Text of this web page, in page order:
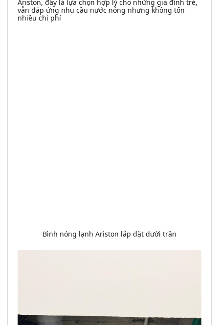
Ariston, đây là lựa chọn hợp lý cho những gia đình trẻ,
vẫn đáp ứng nhu cầu nước nóng nhưng không tốn
nhiều chi phí
Bình nóng lạnh Ariston lắp đặt dưới trần